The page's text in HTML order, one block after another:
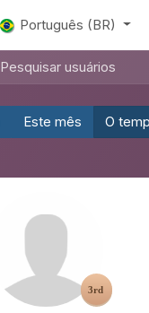
Português (BR)
Este mês O